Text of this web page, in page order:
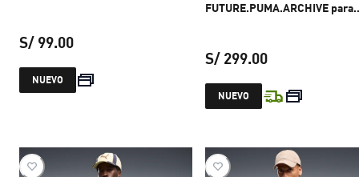
S/ 99.00
precio actual S/ 99.00
NUEVO
FUTURE.PUMA.ARCHIVE para
S/ 299.00
precio actual
NUEVO